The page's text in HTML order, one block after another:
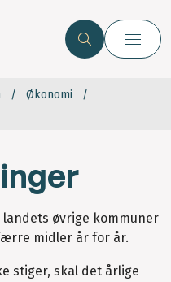
Økonomi
landets øvrige kommuner
midler år for år.
stiger, skal det årlige